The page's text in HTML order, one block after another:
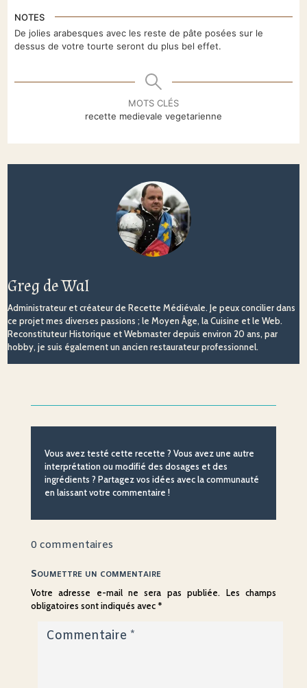
NOTES
De jolies arabesques avec les reste de pâte posées sur le
dessus de votre tourte seront du plus bel effet.
MOTS CLÉS
recette medievale vegetarienne
Greg de Wal
Administrateur et créateur de Recette Médiévale. Je peux concilier dans
ce projet mes diverses passions ; le Moyen Âge, la Cuisine et le Web.
Reconstituteur Historique et Webmaster depuis environ 20 ans, par
hobby, je suis également un ancien restaurateur professionnel.
Vous avez testé cette recette ? Vous avez une autre
interprétation ou modifié des dosages et des
ingrédients ? Partagez vos idées avec la communauté
en laissant votre commentaire !
0 commentaires
Soumettre un commentaire
Votre adresse e-mail ne sera pas publiée.
Les champs
obligatoires sont indiqués avec *